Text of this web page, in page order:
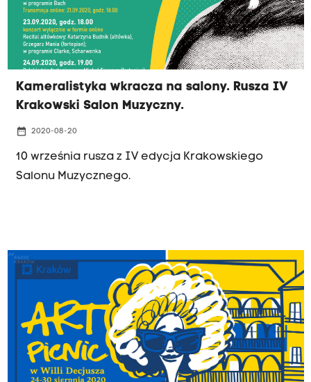
Kameralistyka wkracza na salony. Rusza IV
Krakowski Salon Muzyczny.
date_range 2020-08-20
10 września rusza z IV edycja Krakowskiego
Salonu Muzycznego.